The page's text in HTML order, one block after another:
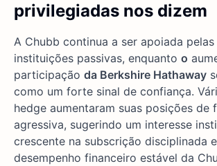
privilegiadas nos dizem
A Chubb continua a ser apoiada
instituições passivas, enquanto o
participação da Berkshire Hathaway
como um forte sinal de confiança.
hedge aumentaram suas posições de
agressiva, sugerindo um interesse
crescente na subscrição disciplinada
desempenho financeiro estável da